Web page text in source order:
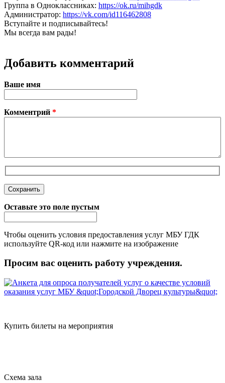
Группа в Одноклассниках: https://ok.ru/mihgdk
Администратор: https://vk.com/id116462808
Вступайте и подписывайтесь!
Мы всегда вам рады!
Добавить комментарий
Ваше имя
Комментрий *
Оставьте это поле пустым
Чтобы оценить условия предоставления услуг МБУ ГДК
используйте QR-код или нажмите на изображение
Просим вас оценить работу учреждения.
Купить билеты на мероприятия
Схема зала